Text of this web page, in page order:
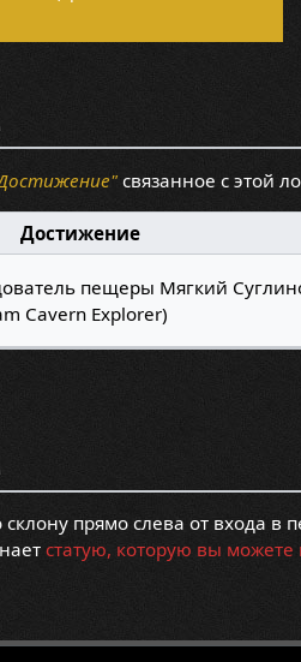
связанное с этой
Достижение
пещеры Мягкий
Cavern Explorer)
прямо слева от входа
статую, которую вы можете